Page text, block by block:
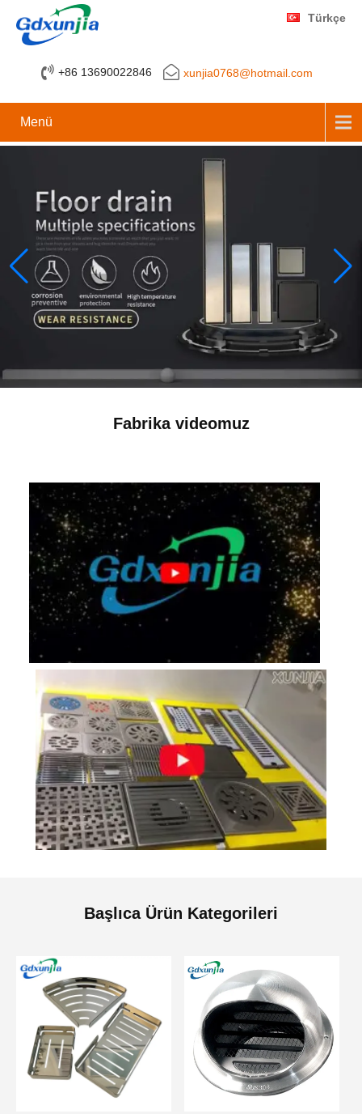
+86 13690022846 xunjia0768@hotmail.com
Türkçe
Menü
Fabrika videomuz
Başlıca Ürün Kategorileri